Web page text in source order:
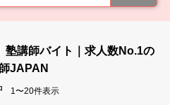
塾講師バイト｜求人数No.1の
JAPAN
1〜20件表示